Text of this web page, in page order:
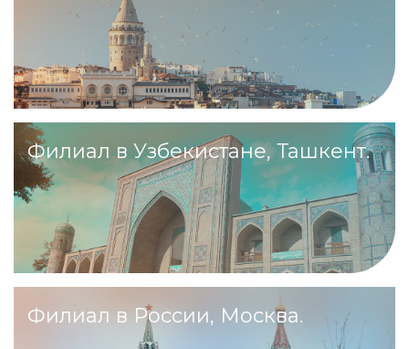
Филиал в Узбекистане, Ташкент.
Филиал в России, Москва.